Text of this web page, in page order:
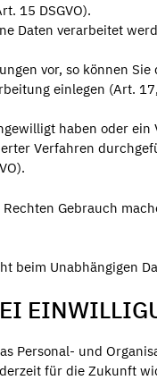
15 DSGVO).
Daten verarbeitet
vor, so können
einlegen (Art.
haben oder
Verfahren
Gebrauch
beim Unabhängigen
Personal- und
für die Zukunft